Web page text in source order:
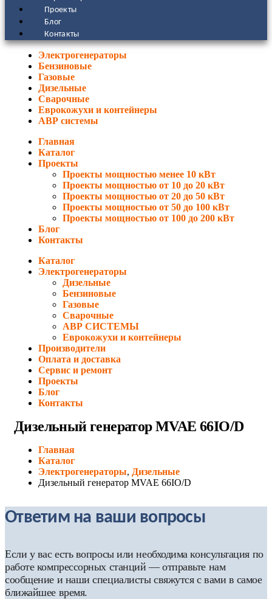
Проекты
Блог
Контакты
Электрогенераторы
Бензиновые
Газовые
Дизельные
Сварочные
Еврокожухи и контейнеры
АВР системы
Главная
Каталог
Проекты
Проекты мощностью менее 10 кВт
Проекты мощностью от 10 до 20 кВт
Проекты мощностью от 20 до 50 кВт
Проекты мощностью от 50 до 100 кВт
Проекты мощностью от 100 до 200 кВт
Блог
Контакты
Каталог
Электрогенераторы
Дизельные
Бензиновые
Газовые
Сварочные
АВР СИСТЕМЫ
Еврокожухи и контейнеры
Производители
Оплата и доставка
Сервис и ремонт
Проекты
Блог
Контакты
Дизельный генератор MVAE 66IO/D
Главная
Каталог
Электрогенераторы, Дизельные
Дизельный генератор MVAE 66IO/D
Ответим на ваши вопросы
Если у вас есть вопросы или необходима консультация по
работе компрессорных станций — отправьте нам
сообщение и наши специалисты свяжутся с вами в самое
ближайшее время.